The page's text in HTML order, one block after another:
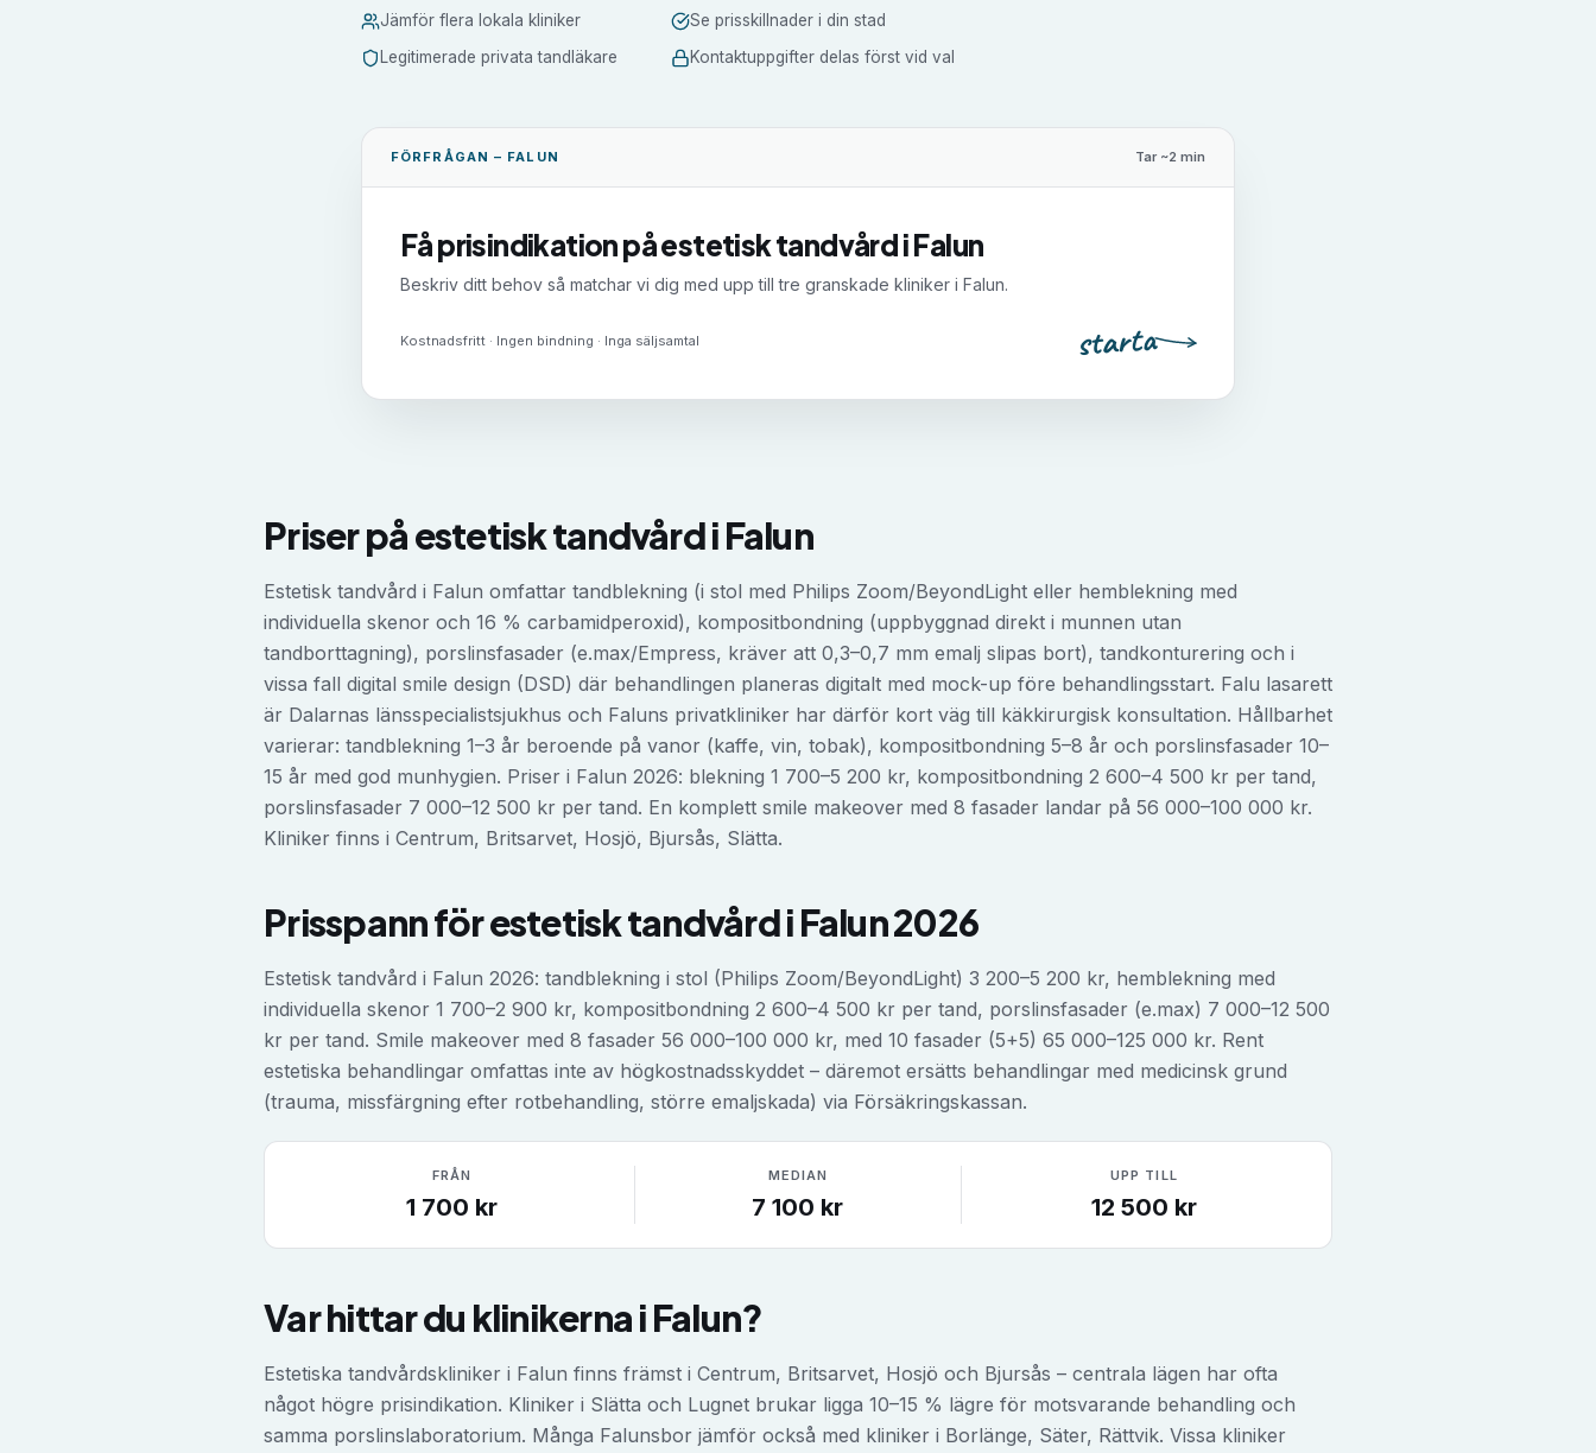
Jämför flera lokala kliniker
Se prisskillnader i din stad
Legitimerade privata tandläkare
Kontaktuppgifter delas först vid val
FÖRFRÅGAN – FALUN Tar ~2 min
Få prisindikation påestetisk tandvårdiFalun
Beskriv ditt behov så matchar vi dig med upp till tre granskade kliniker i Falun.
Kostnadsfritt · Ingen bindning · Inga säljsamtal starta
Priser påestetisk tandvårdiFalun
Estetisk tandvård i Falun omfattar tandblekning (i stol med Philips Zoom/BeyondLight eller hemblekning med
individuella skenor och 16 % carbamidperoxid), kompositbondning (uppbyggnad direkt i munnen utan
tandborttagning), porslinsfasader (e.max/Empress, kräver att 0,3–0,7 mm emalj slipas bort), tandkonturering och i
vissa fall digital smile design (DSD) där behandlingen planeras digitalt med mock-up före behandlingsstart. Falu lasarett
är Dalarnas länsspecialistsjukhus och Faluns privatkliniker har därför kort väg till käkkirurgisk konsultation. Hållbarhet
varierar: tandblekning 1–3 år beroende på vanor (kaffe, vin, tobak), kompositbondning 5–8 år och porslinsfasader 10–
15 år med god munhygien. Priser i Falun 2026: blekning 1 700–5 200 kr, kompositbondning 2 600–4 500 kr per tand,
porslinsfasader 7 000–12 500 kr per tand. En komplett smile makeover med 8 fasader landar på 56 000–100 000 kr.
Kliniker finns i Centrum, Britsarvet, Hosjö, Bjursås, Slätta.
Prisspann förestetisk tandvårdiFalun2026
Estetisk tandvård i Falun 2026: tandblekning i stol (Philips Zoom/BeyondLight) 3 200–5 200 kr, hemblekning med
individuella skenor 1 700–2 900 kr, kompositbondning 2 600–4 500 kr per tand, porslinsfasader (e.max) 7 000–12 500
kr per tand. Smile makeover med 8 fasader 56 000–100 000 kr, med 10 fasader (5+5) 65 000–125 000 kr. Rent
estetiska behandlingar omfattas inte av högkostnadsskyddet – däremot ersätts behandlingar med medicinsk grund
(trauma, missfärgning efter rotbehandling, större emaljskada) via Försäkringskassan.
FRÅN
1 700 kr
MEDIAN
7 100 kr
UPP TILL
12 500 kr
Var hittar du klinikerna iFalun?
Estetiska tandvårdskliniker i Falun finns främst i Centrum, Britsarvet, Hosjö och Bjursås – centrala lägen har ofta
något högre prisindikation. Kliniker i Slätta och Lugnet brukar ligga 10–15 % lägre för motsvarande behandling och
samma porslinslaboratorium. Många Falunsbor jämför också med kliniker i Borlänge, Säter, Rättvik. Vissa kliniker